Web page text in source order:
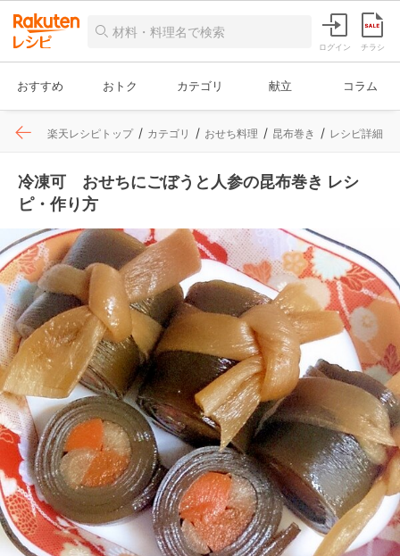
ログイン チラシ
おすすめ おトク カテゴリ 献立 コラム
楽天レシピトップ カテゴリ おせち料理 昆布巻き レシピ詳細
冷凍可 おせちにごぼうと人参の昆布巻き レシ
ピ・作り方